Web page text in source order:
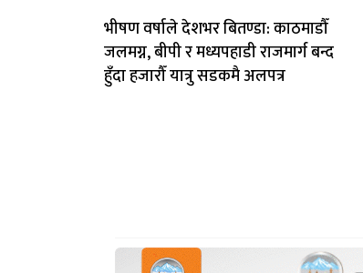
भीषण वर्षाले देशभर बितण्डा: काठमाडौँ
जलमग्न, बीपी र मध्यपहाडी राजमार्ग बन्द
हुँदा हजारौँ यात्रु सडकमै अलपत्र